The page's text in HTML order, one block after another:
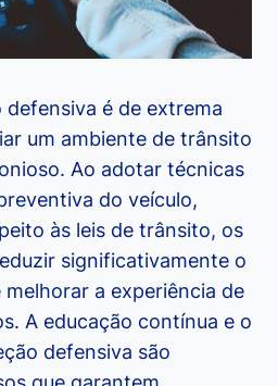
é de extrema
um ambiente de trânsito
Ao adotar técnicas
do veículo,
às leis de trânsito, os
significativamente o
a experiência de
A educação contínua e o
defensiva são